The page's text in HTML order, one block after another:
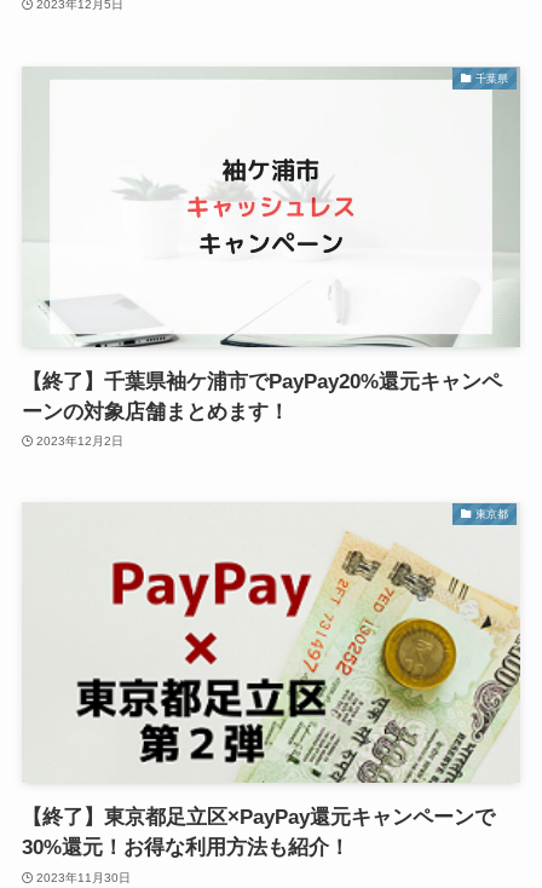
2023年12月5日
千葉県
【終了】千葉県袖ケ浦市でPayPay20%還元キャンペ
ーンの対象店舗まとめます！
2023年12月2日
東京都
【終了】東京都足立区×PayPay還元キャンペーンで
30%還元！お得な利用方法も紹介！
2023年11月30日